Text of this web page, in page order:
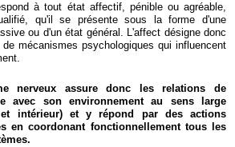
à tout état affectif, pénible ou agréable,
qu'il se présente sous la forme d'une
ou d'un état général. L'affect désigne donc
mécanismes psychologiques qui influencent
nerveux assure donc les relations de
avec son environnement au sens large
et intérieur) et y répond par des actions
en coordonant fonctionnellement tous les